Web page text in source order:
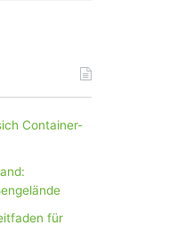
Container-
für